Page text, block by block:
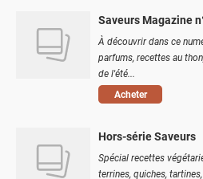
Saveurs Magazine
À découvrir dans ce
parfums, recettes au
de l'été...
Acheter
Hors-série Saveurs
Spécial recettes
terrines, quiches,